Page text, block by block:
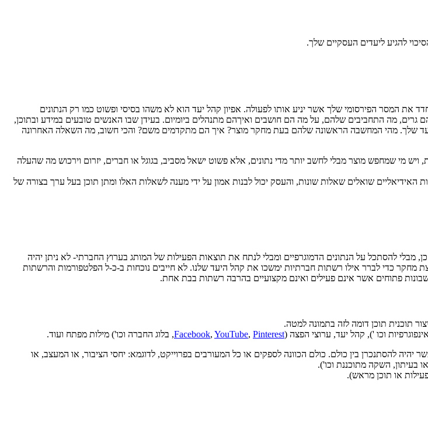
להגיע ליעדים העסקיים שלך.
המסר הפירסומי שלך אשר יניע אותו לפעולה. אפיון קהל יעד הוא לא משהו בסיסי ופשוט כמו רק הנתונים
גרים, מה התחביבים שלהם, על מה הם חושבים ואיךהם מתנהלים ביומיום. בעידן שבו האנשים טובעים במידע ובתוכן,
שלך. מהי המחשבה הראשונה שלהם בעת מחקר מוצר? איך הם מתקדמים משם? והכי חשוב, מה השאלה האחרונה
ויש מי שמחפש מוצר מבלי לחשב יותר מדי נתונים, אלא פשוט ישאל מסביב, בגוגל או חברים, יזרום וירכוש מה שהעלה
שואלים שאלות שונות, והעסק יכול לבנות אמון על ידי מענה לשאלות האלו ומתן תוכן בעל ערך בצורה של
להסתכל על הנתונים הדמוגרפיים ומבלי לנתח את תוצאות הפעילות של המותג בערוץ החברתי- לא ניתן יהיה
מחקר כדי לברר אילו רשתות חברתיות ימשכו את קהל היעד שלנו. לא חייבים נוכחות ב-כ-ל הפלטפורמות והרשתות
פתוחים אשר אינם פעילים ואינם מקצועיים בהרבה רשתות בבת אחת.
תוכנית תוכן דומה לזה בתמונה למטה.
וכו '), קהל יעד, ערוצי הפצה (
Facebook, YouTube, Pinterest
, בלוג החברה וכו') מילות מפתח ועוד.
להסתנכרן בין כולם. כולם הכוונה לספקים או כל המעורבים בפרוייקט, לדוגמא: יחסי הציבור, או המעצב, או
בעיתון, השקה מתוכננת וכו').
או תוכן מראש).